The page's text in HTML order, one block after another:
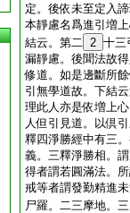
定。後依未至定入
本靜慮名爲進引増
結云。第二 2 十三
漏靜慮。後聞法故
修道。如是邊斷所
引無學道故。下結
理此人亦是依増上
人但引見道。以倶
釋四淨勝經中有三
義。三釋淨勝相。
得者謂若圓滿法。
戒等者謂發勤精進
尸羅。二三摩地。